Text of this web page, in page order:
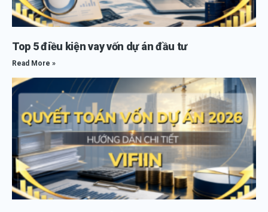
Top 5 điều kiện vay vốn dự án đầu tư
Read More »